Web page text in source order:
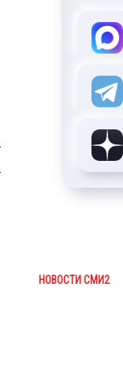
НОВОСТИ СМИ2